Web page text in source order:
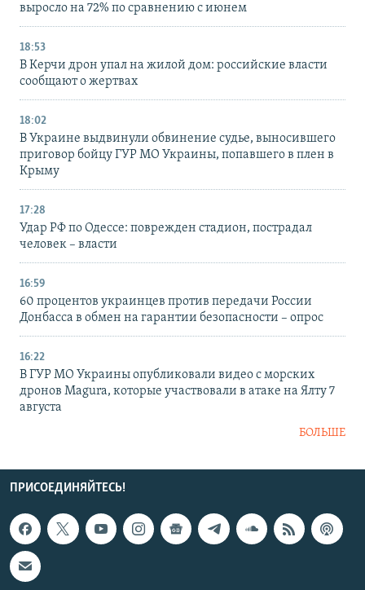
выросло на 72% по сравнению с июнем
18:53
В Керчи дрон упал на жилой дом: российские власти
сообщают о жертвах
18:02
В Украине выдвинули обвинение судье, выносившего
приговор бойцу ГУР МО Украины, попавшего в плен в
Крыму
17:28
Удар РФ по Одессе: поврежден стадион, пострадал
человек – власти
16:59
60 процентов украинцев против передачи России
Донбасса в обмен на гарантии безопасности – опрос
16:22
В ГУР МО Украины опубликовали видео с морских
дронов Magura, которые участвовали в атаке на Ялту 7
августа
БОЛЬШЕ
ПРИСОЕДИНЯЙТЕСЬ!